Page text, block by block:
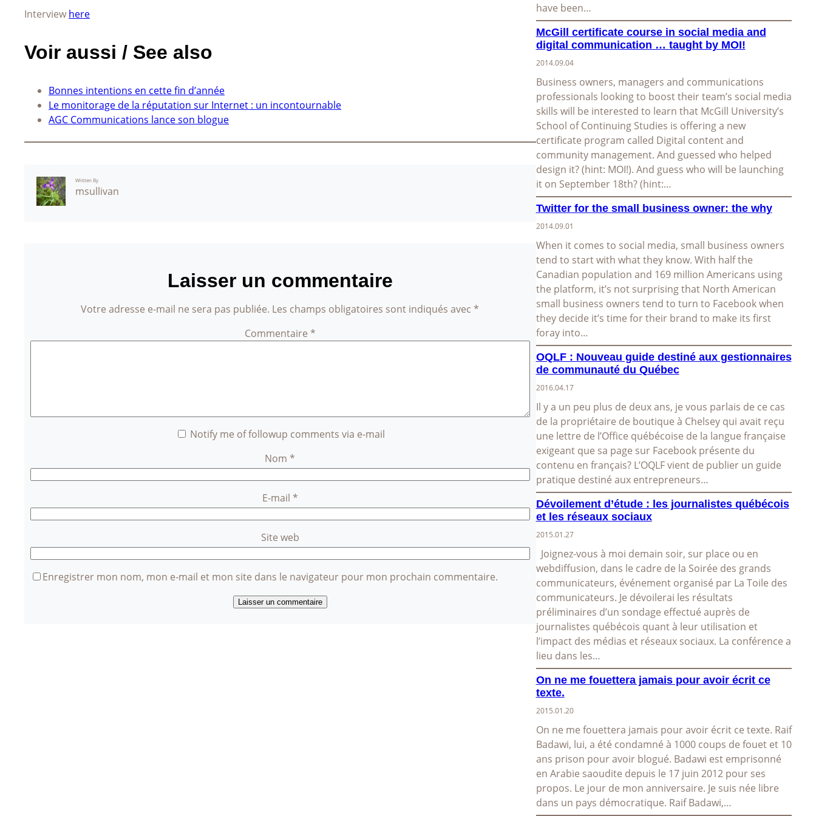
Interview here
Voir aussi / See also
Bonnes intentions en cette fin d’année
Le monitorage de la réputation sur Internet : un incontournable
AGC Communications lance son blogue
Written By
msullivan
Laisser un commentaire
Votre adresse e-mail ne sera pas publiée. Les champs obligatoires sont indiqués avec*
Commentaire *
Notify me of followup comments via e-mail
Nom*
E-mail *
Site web
Enregistrer mon nom, mon e-mail et mon site dans le navigateur pour mon prochain commentaire.
have been…
McGill certificate course in social media and
digital communication … taught by MOI!
2014.09.04
Business owners, managers and communications
professionals looking to boost their team’s social media
skills will be interested to learn that McGill University’s
School of Continuing Studies is offering a new
certificate program called Digital content and
community management. And guessed who helped
design it? (hint: MOI!). And guess who will be launching
it on September 18th? (hint:…
Twitter for the small business owner: the why
2014.09.01
When it comes to social media, small business owners
tend to start with what they know. With half the
Canadian population and 169 million Americans using
the platform, it’s not surprising that North American
small business owners tend to turn to Facebook when
they decide it’s time for their brand to make its first
foray into…
OQLF : Nouveau guide destiné aux gestionnaires
de communauté du Québec
2016.04.17
Il y a un peu plus de deux ans, je vous parlais de ce cas
de la propriétaire de boutique à Chelsey qui avait reçu
une lettre de l’Office québécoise de la langue française
exigeant que sa page sur Facebook présente du
contenu en français? L’OQLF vient de publier un guide
pratique destiné aux entrepreneurs…
Dévoilement d’étude : les journalistes québécois
et les réseaux sociaux
2015.01.27
Joignez-vous à moi demain soir, sur place ou en
webdiffusion, dans le cadre de la Soirée des grands
communicateurs, événement organisé par La Toile des
communicateurs. Je dévoilerai les résultats
préliminaires d’un sondage effectué auprès de
journalistes québécois quant à leur utilisation et
l’impact des médias et réseaux sociaux. La conférence a
lieu dans les…
On ne me fouettera jamais pour avoir écrit ce
texte.
2015.01.20
On ne me fouettera jamais pour avoir écrit ce texte. Raif
Badawi, lui, a été condamné à 1000 coups de fouet et 10
ans prison pour avoir blogué. Badawi est emprisonné
en Arabie saoudite depuis le 17 juin 2012 pour ses
propos. Le jour de mon anniversaire. Je suis née libre
dans un pays démocratique. Raif Badawi,…